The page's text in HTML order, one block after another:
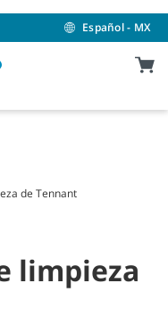
Español - MX
de Tennant
limpieza